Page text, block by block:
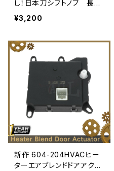
し！日本刀シフトノブ 長さ
20㎝ 4種のアダプター付
きで殆どの車に適合 オー
K！に 【ブラック】【レッド】
【ゴールド】【ブルー】
¥3,200
新作 604-204HVACヒー
ターエアブレンドドアアクチ